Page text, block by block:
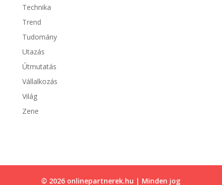
Technika
Trend
Tudomány
Utazás
Útmutatás
Vállalkozás
Világ
Zene
© 2026 onlinepartnerek.hu | Minden jog